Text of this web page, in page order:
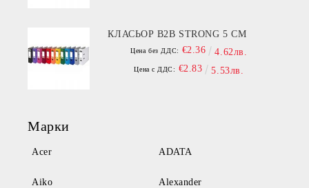
КЛАСЬОР B2B STRONG 5 СМ
Цена без ДДС: €2.36 4.62лв.
Цена с ДДС: €2.83 5.53лв.
Марки
Acer ADATA
Aiko Alexander